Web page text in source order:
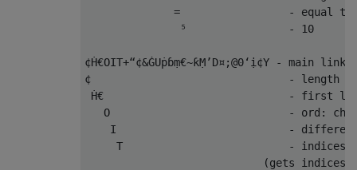
              =                 - equal to
               ⁵                - 10
¢Ḣ€OIT+“¢&ĠUṗɓṃ€~ƙṂ’D¤;@0‘ị¢Y - main link
¢                               - length 10
Ḣ€                             - first
O                            - ord:
I                           -
T                          - indices
(gets indices